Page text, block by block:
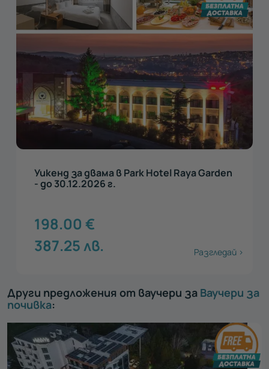
Уикенд за двама в Park Hotel Raya Garden
- до 30.12.2026 г.
198.00 €
387.25лв. Разгледай >
Други предложения от ваучери за Ваучери за
почивка: